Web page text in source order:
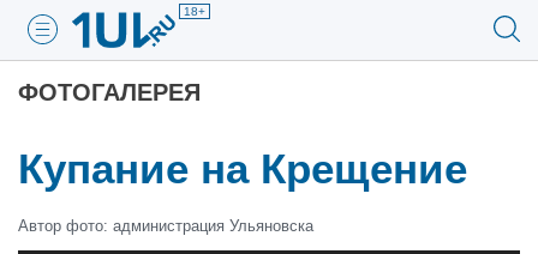
18+
ФОТОГАЛЕРЕЯ
Купание на Крещение
Автор фото: администрация Ульяновска